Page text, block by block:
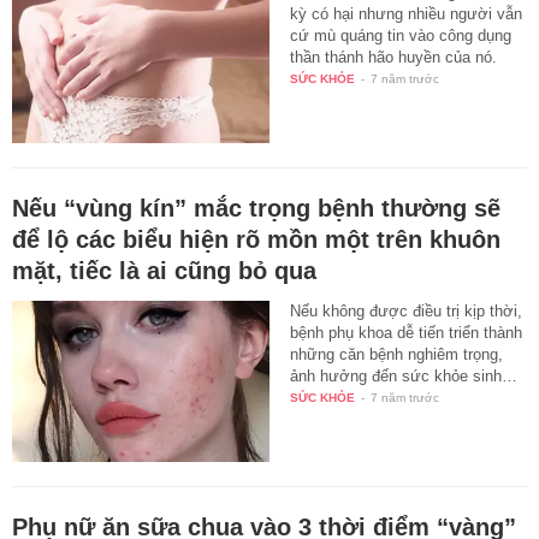
kỳ có hại nhưng nhiều người vẫn
cứ mù quáng tin vào công dụng
thần thánh hão huyền của nó.
SỨC KHỎE - 7 năm trước
Nếu “vùng kín” mắc trọng bệnh thường sẽ
để lộ các biểu hiện rõ mồn một trên khuôn
mặt, tiếc là ai cũng bỏ qua
Nếu không được điều trị kịp thời,
bệnh phụ khoa dễ tiến triển thành
những căn bệnh nghiêm trọng,
ảnh hưởng đến sức khỏe sinh…
SỨC KHỎE - 7 năm trước
Phụ nữ ăn sữa chua vào 3 thời điểm “vàng”